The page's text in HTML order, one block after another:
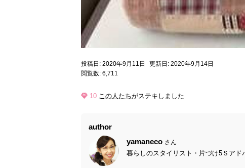
投稿日: 2020年9月11日
更新日: 2020年9月14日
閲覧数: 6,711
10 この人たちがステキしました
author
yamaneco さん
暮らしのスタイリスト・片づけ5Ｓアド